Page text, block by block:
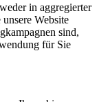
in aggregierter
Website
sind,
für Sie